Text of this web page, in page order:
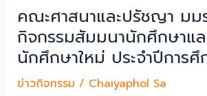
บริการ
สอน
พระพุทธ
ศาสนา
คณะศาสนาและปรัชญา ม
กิจกรรมสัมมนานักศึกษาแ
นักศึกษาใหม่ ประจำปีการ
ข่าวกิจกรรม / Chaiyaphol Sa